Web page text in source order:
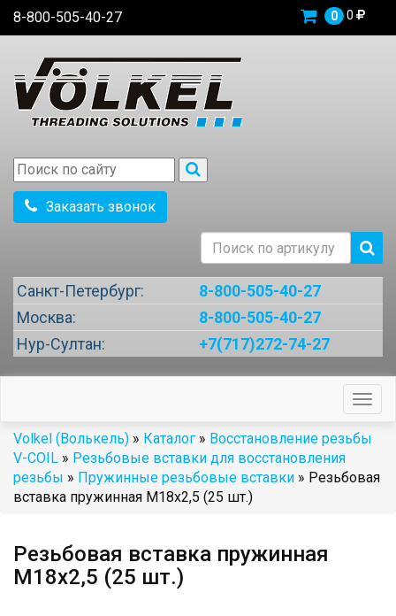
8-800-505-40-27 0 0
Заказать звонок
Санкт-Петербург:
8-800-505-40-27
Москва:
8-800-505-40-27
Нур-Султан:
+7(717)272-74-27
Volkel (Волькель) » Каталог » Восстановление резьбы
V-COIL » Резьбовые вставки для восстановления
резьбы » Пружинные резьбовые вставки » Резьбовая
вставка пружинная M18x2,5 (25 шт.)
Резьбовая вставка пружинная
M18x2,5 (25 шт.)